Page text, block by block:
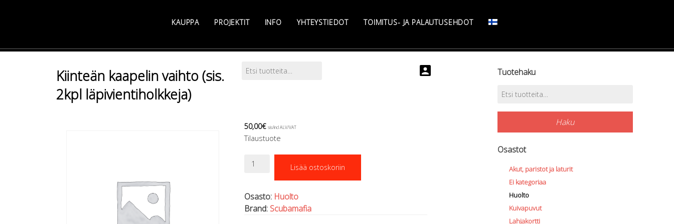
KAUPPA PROJEKTIT INFO YHTEYSTIEDOT TOIMITUS- JA PALAUTUSEHDOT
Etsi:
Kiinteän kaapelin vaihto (sis.
2kpl läpivientiholkkeja)
50,00€ sis/incl ALV/VAT
Tilaustuote
Kiinteän
kaapelin
(sis.
2kpl
läpivientiholkkeja)
Lisää ostoskoriin
Osasto: Huolto
Brand: Scubamafia
Tuotehaku
Etsi:
Haku
Osastot
Akut, paristot ja laturit
Ei kategoriaa
Huolto
Kuivapuvut
Lahjakortti